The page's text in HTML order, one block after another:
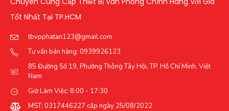
Tốt Nhất Tại TP.HCM
tbvpphatan123@gmail.com
Tư vấn bán hàng: 0939926123
85 Đường Số 19, Phường Thông Tây Hội, TP. Hồ Chí Minh, Việt
Nam
Giờ Làm Việc: 8:00 - 17:30
MST: 0317446227 cấp ngày 25/08/2022